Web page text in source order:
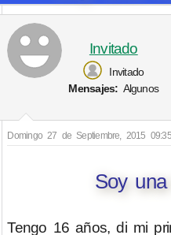
Invitado
Invitado
Mensajes: Algunos
Domingo 27 de Septiembre, 2015 09:35
Soy
Tengo 16 años, di mi